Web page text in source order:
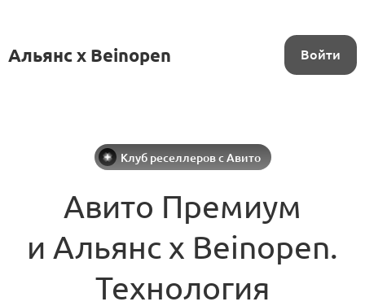
Альянс x Beinopen Войти
Клуб реселлеров с Авито
Авито Премиум
и Альянс x Beinopen.
Технология